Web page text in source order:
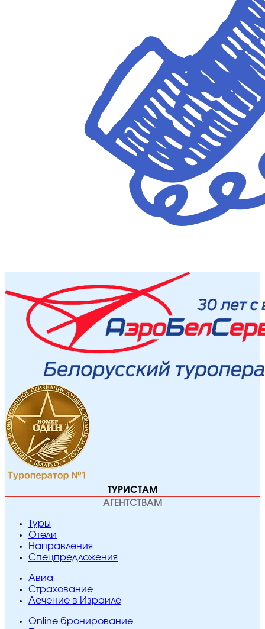
ТУРИСТАМ
АГЕНТСТВАМ
Туры
Отели
Направления
Спецпредложения
Авиа
Страхование
Лечение в Израиле
Online бронирование